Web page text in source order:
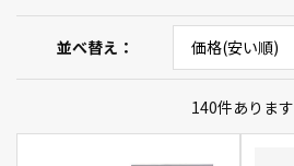
並べ替え
140件あります